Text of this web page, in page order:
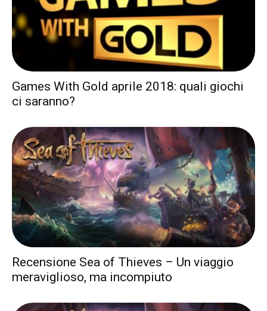
Games With Gold aprile 2018: quali giochi
ci saranno?
Recensione Sea of Thieves – Un viaggio
meraviglioso, ma incompiuto